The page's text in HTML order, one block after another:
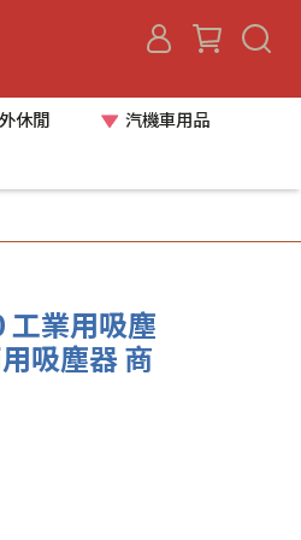
休閒 汽機車用品
工業用吸塵
吸塵器 商